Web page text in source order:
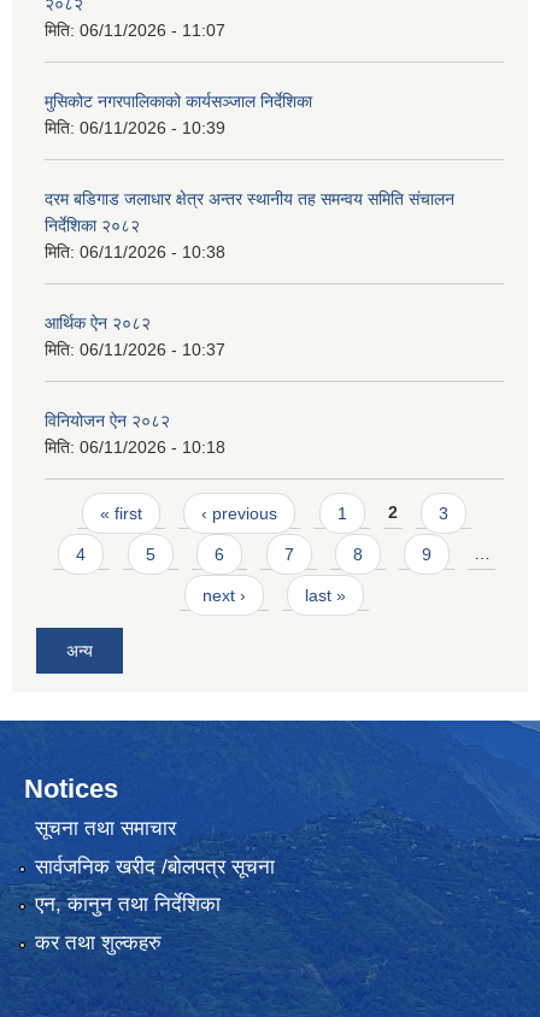
मिति: 06/11/2026 - 11:07
मुसिकोट नगरपालिकाको कार्यसञ्जाल निर्देशिका
मिति: 06/11/2026 - 10:39
दरम बडिगाड जलाधार क्षेत्र अन्तर स्थानीय तह समन्वय समिति संचालन
निर्देशिका २०८२
मिति: 06/11/2026 - 10:38
आर्थिक ऐन २०८२
मिति: 06/11/2026 - 10:37
विनियोजन ऐन २०८२
मिति: 06/11/2026 - 10:18
Pages
« first ‹ previous 1 2 3
4 5 6 7 8 9 …
next › last »
अन्य
Notices
सूचना तथा समाचार
सार्वजनिक खरीद /बोलपत्र सूचना
एन, कानुन तथा निर्देशिका
कर तथा शुल्कहरु